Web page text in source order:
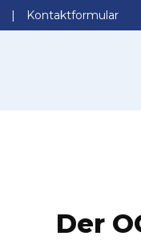
Kontaktformular
Der